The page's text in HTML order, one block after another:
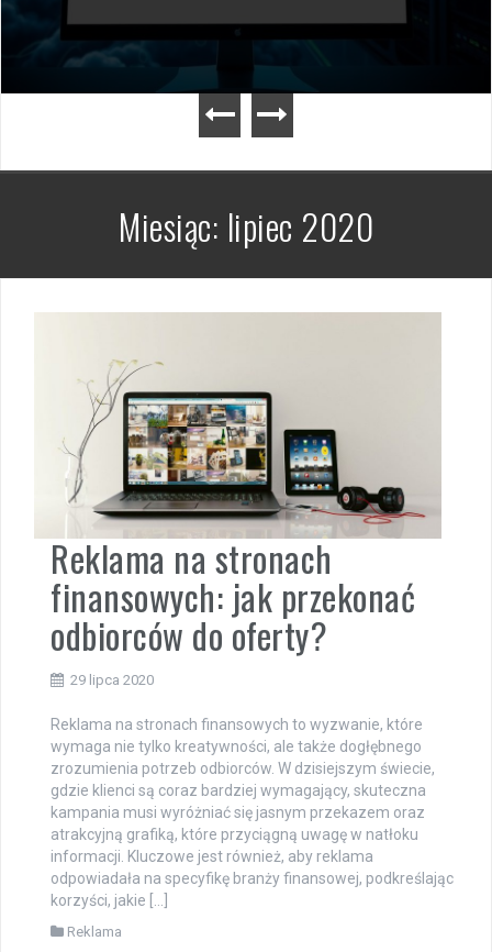
Miesiąc: lipiec 2020
Reklama na stronach
finansowych: jak przekonać
odbiorców do oferty?
29 lipca 2020
Reklama na stronach finansowych to wyzwanie, które
wymaga nie tylko kreatywności, ale także dogłębnego
zrozumienia potrzeb odbiorców. W dzisiejszym świecie,
gdzie klienci są coraz bardziej wymagający, skuteczna
kampania musi wyróżniać się jasnym przekazem oraz
atrakcyjną grafiką, które przyciągną uwagę w natłoku
informacji. Kluczowe jest również, aby reklama
odpowiadała na specyfikę branży finansowej, podkreślając
korzyści, jakie […]
Reklama